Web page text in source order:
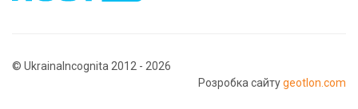
© UkrainaIncognita 2012 - 2026
Розробка сайтуgeotlon.com